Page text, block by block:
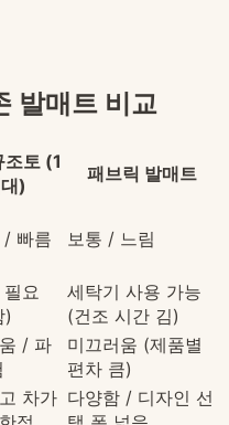
발매트 비교
조토 (1
)
패브릭 발매트
/ 빠름 보통 / 느림
요
)
세탁기 사용 가능
(건조 시간 김)
/ 파
미끄러움 (제품별
편차 큼)
차가 다양함 / 디자인 선